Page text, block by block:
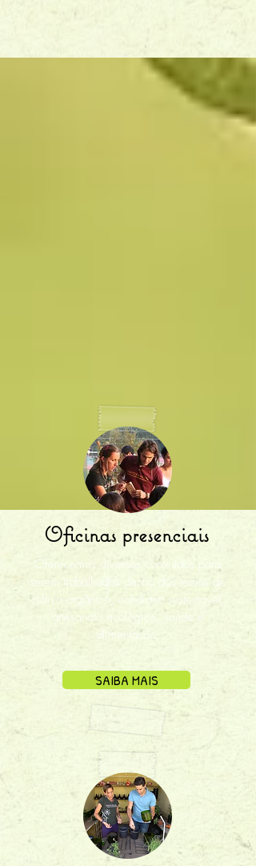
Oficinas presenciais
Oferecemos diversos conteúdos para
serem trabalhados dentro dos temas de
cultivo orgânico, cotidiano sustentável,
artesanato ecológico, saúde e
alimentação.
SAIBA MAIS